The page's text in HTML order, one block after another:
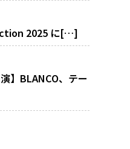
2025 に[…]
】BLANCO、テー